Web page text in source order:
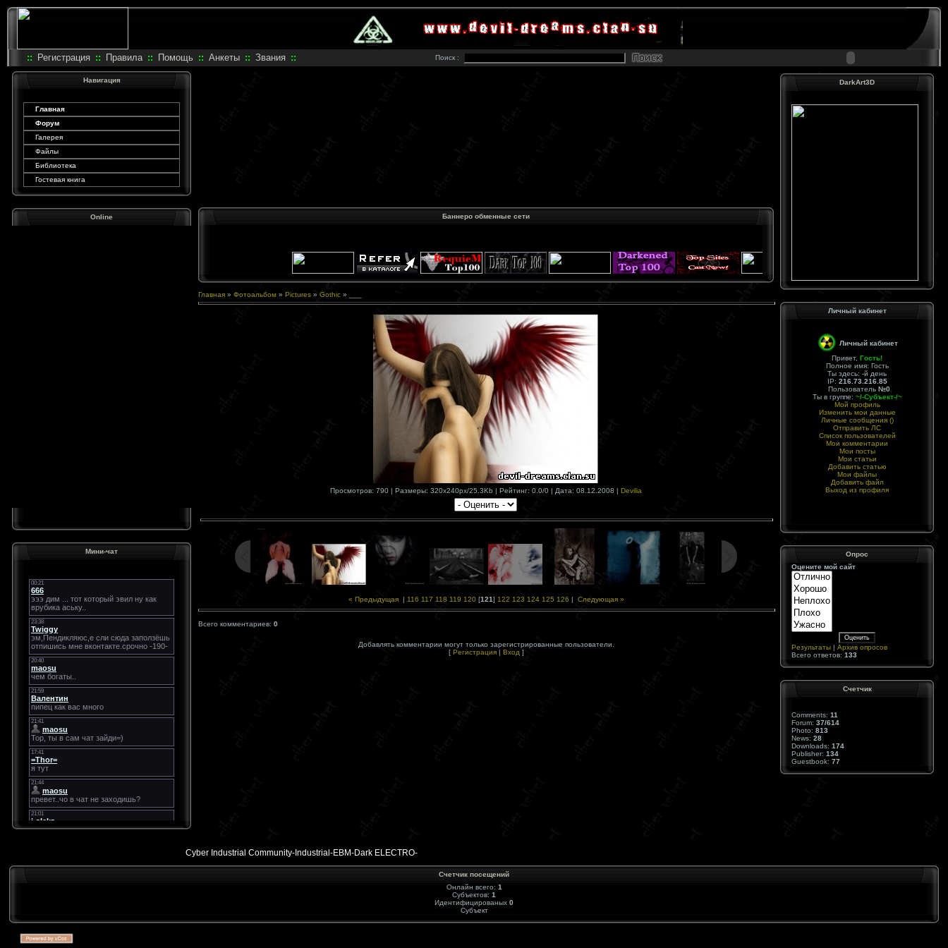
:: Регистрация :: Правила :: Помощь :: Анкеты :: Звания :: Поиск :
Навигация
Главная
Форум
Галерея
Файлы
Библиотека
Гостевая книга
Online
Мини-чат
Баннеро обменные сети
Главная » Фотоальбом » Pictures » Gothic » ___
Просмотров: 790 | Размеры: 320x240px/25.3Kb | Рейтинг: 0.0/0 | Дата: 08.12.2008 | Devilia
« Предыдущая| 116 117 118 119 120[121] 122 123 124 125 126 | Следующая »
Всего комментариев: 0
Добавлять комментарии могут только зарегистрированные пользователи.
[ Регистрация| Вход ]
DarkArt3D
Личный кабинет
Личный кабинет
Привет, Гость!
Полное имя: Гость
Ты здесь: -й день
IP: 216.73.216.85
Пользователь №0
Ты в группе: ~/-Субъект-/~
Мой профиль
Изменить мои данные
Личные сообщения ()
Отправить ЛС
Список пользователей
Мои комментарии
Мои посты
Мои статьи
Добавить статью
Мои файлы
Добавить файл
Выход из профиля
Опрос
Оцените мой сайт
Результаты | Архив опросов
Всего ответов: 133
Cчетчик
Comments: 11
Forum: 37/614
Photo: 813
News: 28
Downloads: 174
Publisher: 134
Guestbook: 77
Cyber Industrial Community-Industrial-EBM-Dark ELECTRO-
Счетчик посещений
Онлайн всего: 1
Субъектов: 1
Идентифицированых 0
Субъект